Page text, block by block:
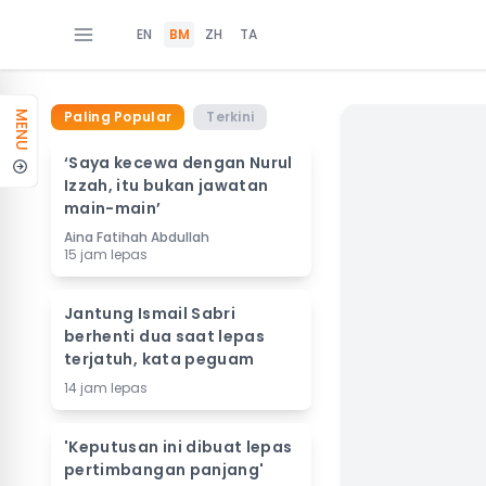
EN BM ZH TA
MENU Paling Popular Terkini
‘Saya kecewa dengan Nurul
Izzah, itu bukan jawatan
main-main’
Aina Fatihah Abdullah
15 jam lepas
Jantung Ismail Sabri
berhenti dua saat lepas
terjatuh, kata peguam
14 jam lepas
'Keputusan ini dibuat lepas
pertimbangan panjang'